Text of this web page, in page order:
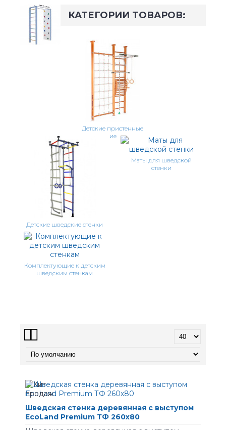
КАТЕГОРИИ ТОВАРОВ:
Детские пристенные
шведские стенки
Детские шведские стенки
Маты для шведской
стенки
Комплектующие к детским
шведским стенкам
Шведская стенка деревянная с выступом
EcoLand Premium ТФ 260х80